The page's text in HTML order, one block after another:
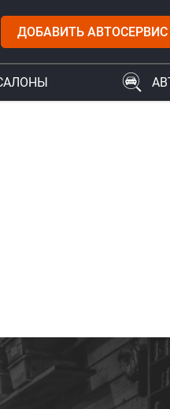
ДОБАВИТЬ АВТОСЕРВИС